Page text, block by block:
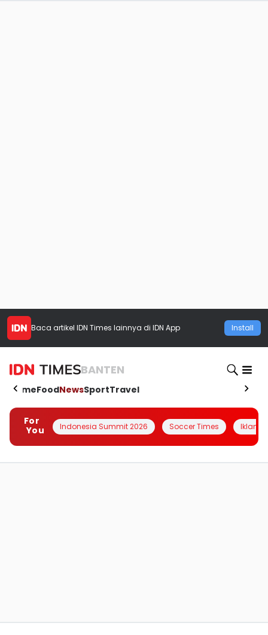
Baca artikel IDN Times lainnya di IDN App Install
BANTEN
HomeFoodNewsSportTravel
For
You
Indonesia Summit 2026 Soccer Times Iklanin